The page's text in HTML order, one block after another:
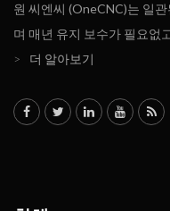
원 씨엔씨 (OneCNC)는 일
며 매년 유지 보수가 필요없
>
더 알아보기